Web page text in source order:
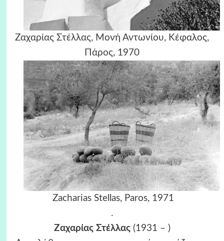
Ζαχαρίας Στέλλας, Μονή Αντωνίου, Κέφαλος,
Πάρος, 1970
Zacharias Stellas, Paros, 1971
.
Ζαχαρίας Στέλλας(1931 – )